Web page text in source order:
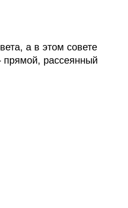
а в этом совете
рассеянный